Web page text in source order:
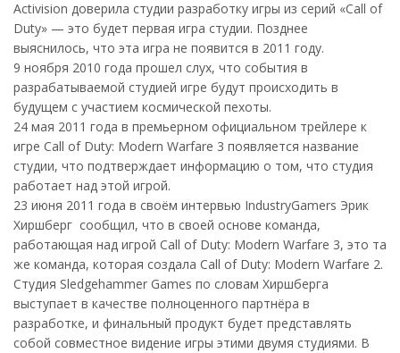
Activision доверила студии разработку игры из серий «Call of
Duty» — это будет первая игра студии. Позднее
выяснилось, что эта игра не появится в 2011 году.
9 ноября 2010 года прошел слух, что события в
разрабатываемой студией игре будут происходить в
будущем с участием космической пехоты.
24 мая 2011 года в премьерном официальном трейлере к
игре Call of Duty: Modern Warfare 3 появляется название
студии, что подтверждает информацию о том, что студия
работает над этой игрой.
23 июня 2011 года в своём интервью IndustryGamers Эрик
Хиршберг сообщил, что в своей основе команда,
работающая над игрой Call of Duty: Modern Warfare 3, это та
же команда, которая создала Call of Duty: Modern Warfare 2.
Студия Sledgehammer Games по словам Хиршберга
выступает в качестве полноценного партнёра в
разработке, и финальный продукт будет представлять
собой совместное видение игры этими двумя студиями. В